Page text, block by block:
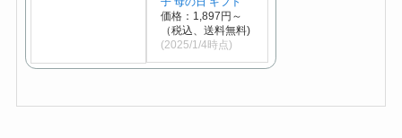
価格：1,897円～
（税込、送料無料)
(2025/1/4時点)